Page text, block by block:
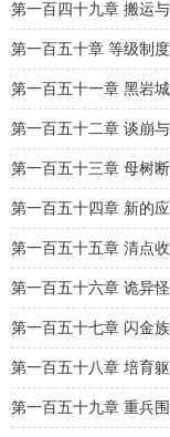
第一百四十九章 搬运
第一百五十章 等级制
第一百五十一章 黑岩城
第一百五十二章 谈崩与
第一百五十三章 母树
第一百五十四章 新的
第一百五十五章 清点
第一百五十六章 诡异
第一百五十七章 闪金
第一百五十八章 培育躯
第一百五十九章 重兵围